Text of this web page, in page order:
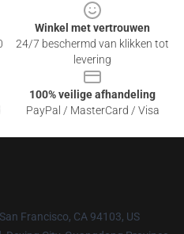
Winkel met vertrouwen
24/7 beschermd van klikken tot
levering
100% veilige afhandeling
PayPal / MasterCard / Visa
Francisco, CA 94103, US